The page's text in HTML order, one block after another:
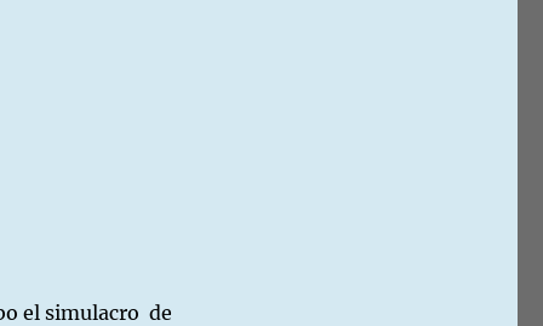
el simulacro de